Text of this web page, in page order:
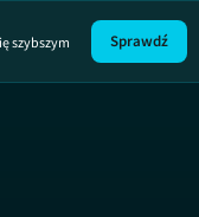
szybszym
Sprawdź